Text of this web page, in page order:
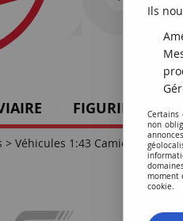
FIGURINES
> Véhicules 1:43 Camions >
Ils
Certains
non
moment
cookie.